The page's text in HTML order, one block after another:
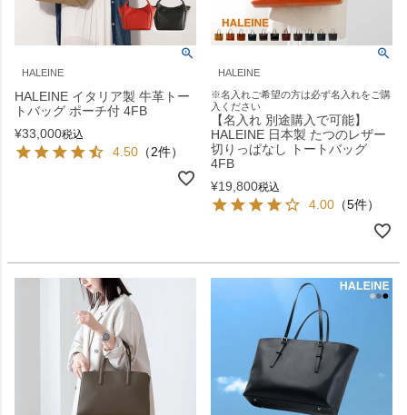
HALEINE
HALEINE イタリア製 牛革トー
トバッグ ポーチ付 4FB
¥33,000税込
4.50 （2件）
HALEINE
※名入れご希望の方は必ず名入れをご購
入ください
【名入れ 別途購入で可能】
HALEINE 日本製 たつのレザー
切りっぱなし トートバッグ
4FB
¥19,800税込
4.00 （5件）